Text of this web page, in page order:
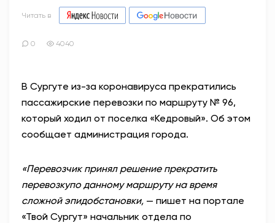
СПОРТ
АНТИТЕРРОР
80,93 93,19
Читать в
0 4040
В Сургуте из-за коронавируса прекратились
пассажирские перевозки по маршруту № 96,
который ходил от поселка «Кедровый». Об этом
сообщает администрация города.
«Перевозчик принял решение прекратить
перевозкупо данному маршруту на время
сложной эпидобстановки, — пишет на портале
«Твой Сургут» начальник отдела по